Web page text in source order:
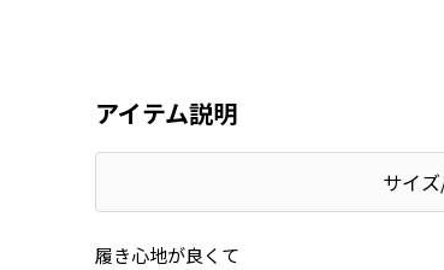
アイテム説明
サイ
履き心地が良くて